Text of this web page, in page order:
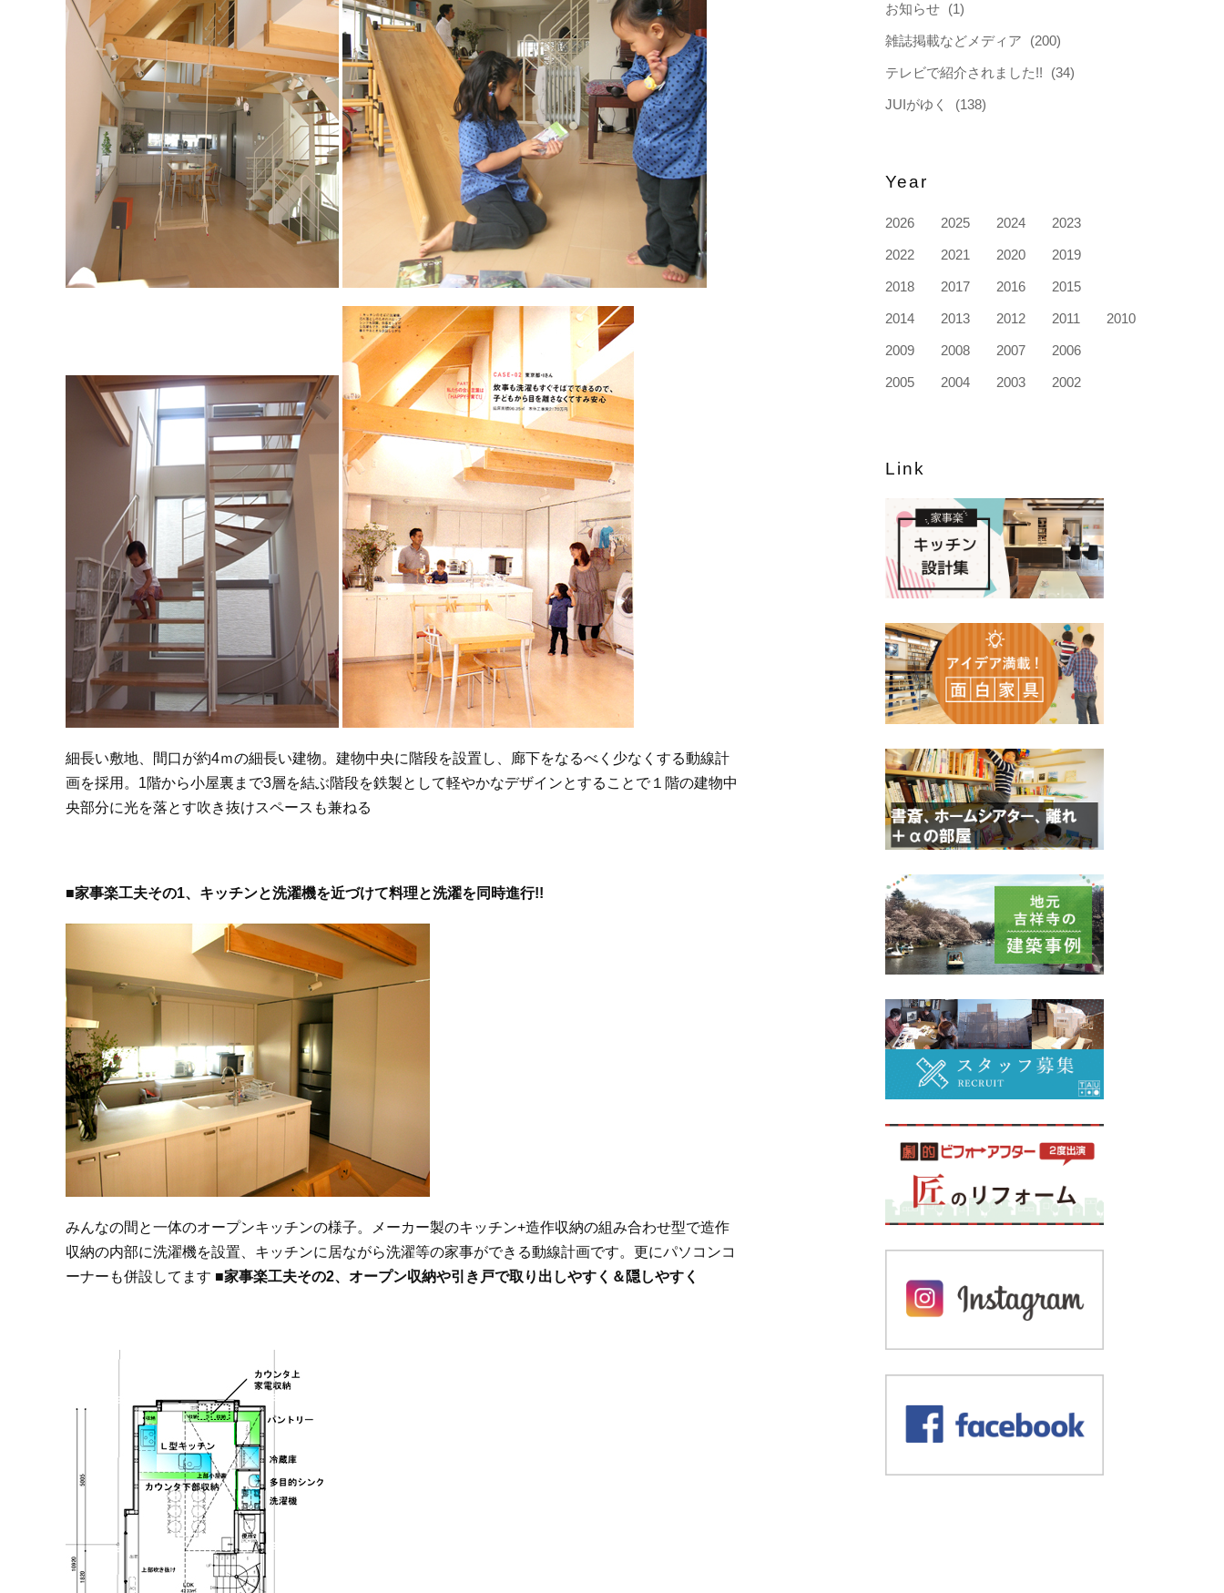
細長い敷地、間口が約4ｍの細長い建物。建物中央に階段を設置し、廊下をなるべく少なくする動線計
画を採用。1階から小屋裏まで3層を結ぶ階段を鉄製として軽やかなデザインとすることで１階の建物中
央部分に光を落とす吹き抜けスペースも兼ねる
■家事楽工夫その1、キッチンと洗濯機を近づけて料理と洗濯を同時進行!!
みんなの間と一体のオープンキッチンの様子。メーカー製のキッチン+造作収納の組み合わせ型で造作
収納の内部に洗濯機を設置、キッチンに居ながら洗濯等の家事ができる動線計画です。更にパソコンコ
ーナーも併設してます ■家事楽工夫その2、オープン収納や引き戸で取り出しやすく＆隠しやすく
お知らせ (1)
雑誌掲載などメディア (200)
テレビで紹介されました!! (34)
JUIがゆく (138)
Year
2026 2025 2024 2023
2022 2021 2020 2019
2018 2017 2016 2015
2014 2013 2012 2011 2010
2009 2008 2007 2006
2005 2004 2003 2002
Link